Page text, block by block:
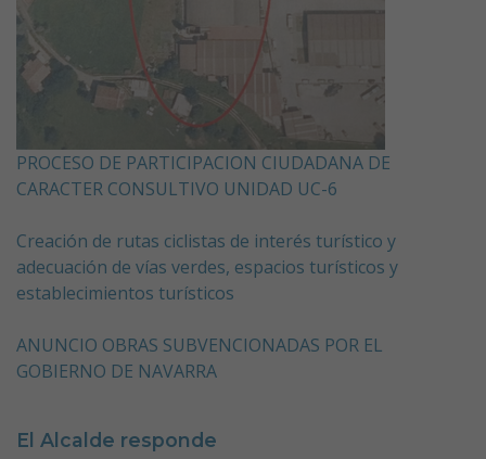
PROCESO DE PARTICIPACION CIUDADANA DE
CARACTER CONSULTIVO UNIDAD UC-6
Creación de rutas ciclistas de interés turístico y
adecuación de vías verdes, espacios turísticos y
establecimientos turísticos
ANUNCIO OBRAS SUBVENCIONADAS POR EL
GOBIERNO DE NAVARRA
El Alcalde responde